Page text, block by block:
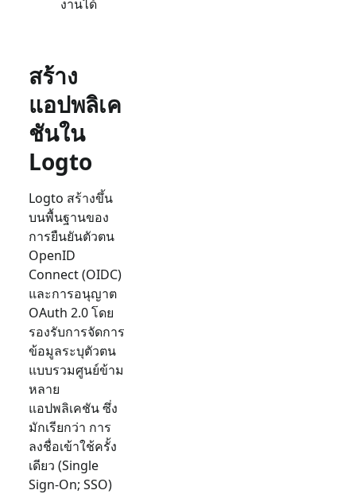
งานได้
สร้าง
แอปพลิเค
ชันใน
Logto
Logto สร้างขึ้น
บนพื้นฐานของ
การยืนยันตัวตน
OpenID
Connect (OIDC)
และการอนุญาต
OAuth 2.0 โดย
รองรับการจัดการ
ข้อมูลระบุตัวตน
แบบรวมศูนย์ข้าม
หลาย
แอปพลิเคชัน ซึ่ง
มักเรียกว่า การ
ลงชื่อเข้าใช้ครั้ง
เดียว (Single
Sign-On; SSO)